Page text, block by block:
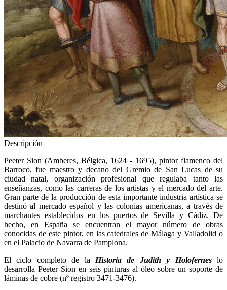
Descripción
Peeter Sion (Amberes, Bélgica, 1624 - 1695), pintor flamenco del
Barroco, fue maestro y decano del Gremio de San Lucas de su
ciudad natal, organización profesional que regulaba tanto las
enseñanzas, como las carreras de los artistas y el mercado del arte.
Gran parte de la producción de esta importante industria artística se
destinó al mercado español y las colonias americanas, a través de
marchantes establecidos en los puertos de Sevilla y Cádiz. De
hecho, en España se encuentran el mayor número de obras
conocidas de este pintor, en las catedrales de Málaga y Valladolid o
en el Palacio de Navarra de Pamplona.
El ciclo completo de la Historia de Judith y Holoferneslo
desarrolla Peeter Sion en seis pinturas al óleo sobre un soporte de
láminas de cobre (nº registro 3471-3476).